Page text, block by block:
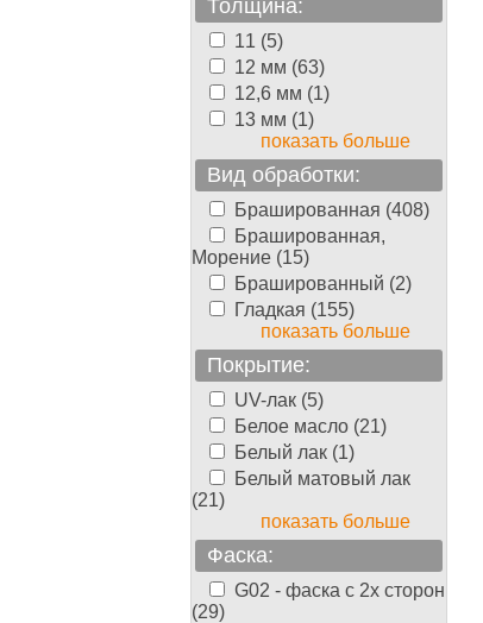
Толщина:
11 (5)
12 мм (63)
12,6 мм (1)
13 мм (1)
показать больше
Вид обработки:
Брашированная (408)
Брашированная,
Морение (15)
Брашированный (2)
Гладкая (155)
показать больше
Покрытие:
UV-лак (5)
Белое масло (21)
Белый лак (1)
Белый матовый лак
(21)
показать больше
Фаска:
G02 - фаска с 2х сторон
(29)